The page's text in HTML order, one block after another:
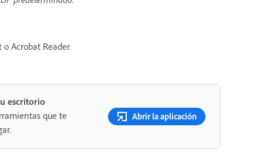
Acrobat Reader.
escritorio
que te
Abrir la aplicación